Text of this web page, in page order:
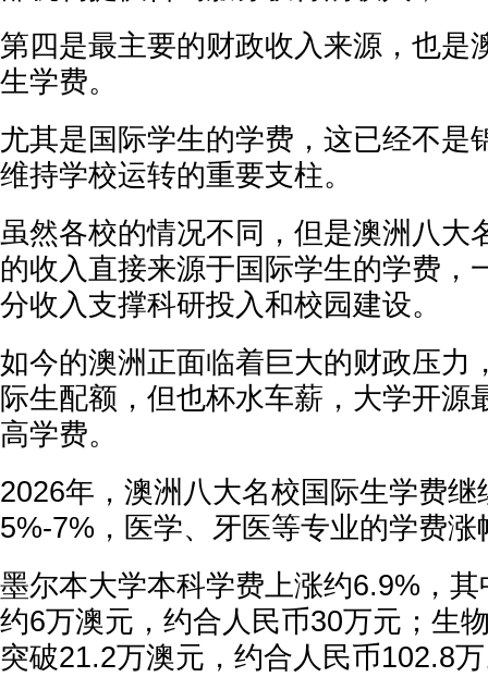
第四是最主要的财政收入来源，也是
生学费。
尤其是国际学生的学费，这已经不是
维持学校运转的重要支柱。
虽然各校的情况不同，但是澳洲八大
的收入直接来源于国际学生的学费，
分收入支撑科研投入和校园建设。
如今的澳洲正面临着巨大的财政压力
际生配额，但也杯水车薪，大学开源
高学费。
2026年，澳洲八大名校国际生学费
5%-7%，医学、牙医等专业的学费
墨尔本大学本科学费上涨约6.9%，
约6万澳元，约合人民币30万元；生
突破21.2万澳元，约合人民币102.8